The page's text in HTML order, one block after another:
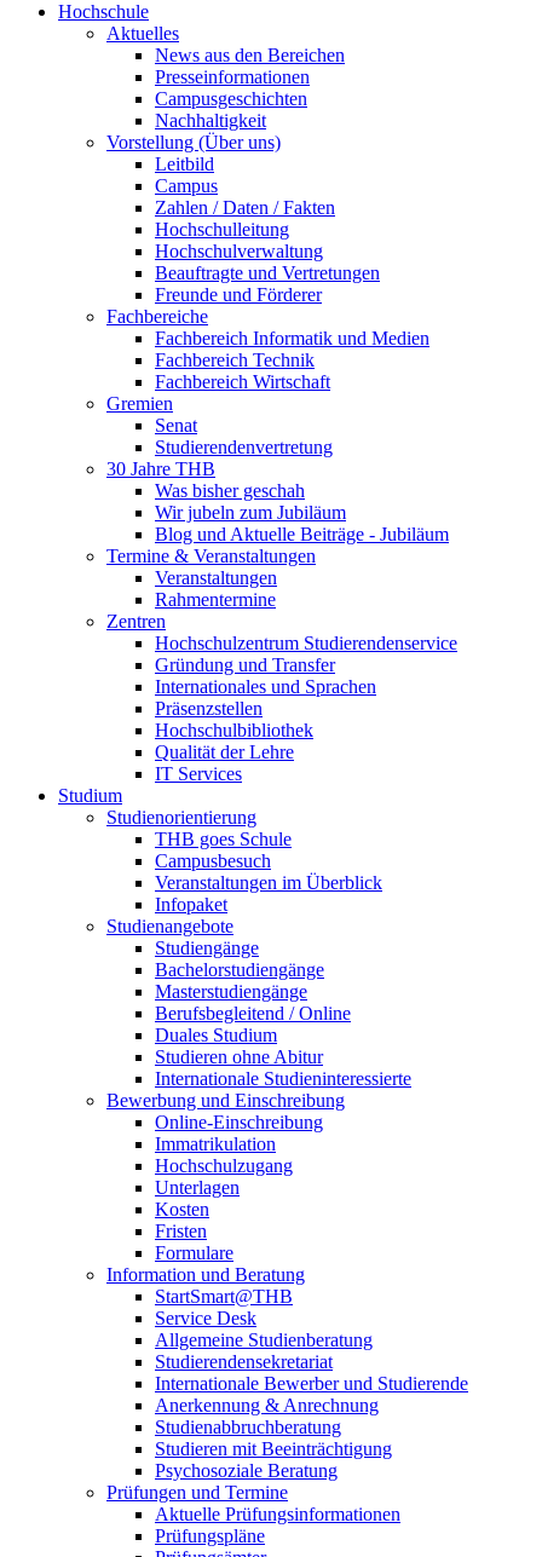
Hochschule
Aktuelles
News aus den Bereichen
Presseinformationen
Campusgeschichten
Nachhaltigkeit
Vorstellung (Über uns)
Leitbild
Campus
Zahlen / Daten / Fakten
Hochschulleitung
Hochschulverwaltung
Beauftragte und Vertretungen
Freunde und Förderer
Fachbereiche
Fachbereich Informatik und Medien
Fachbereich Technik
Fachbereich Wirtschaft
Gremien
Senat
Studierendenvertretung
30 Jahre THB
Was bisher geschah
Wir jubeln zum Jubiläum
Blog und Aktuelle Beiträge - Jubiläum
Termine & Veranstaltungen
Veranstaltungen
Rahmentermine
Zentren
Hochschulzentrum Studierendenservice
Gründung und Transfer
Internationales und Sprachen
Präsenzstellen
Hochschulbibliothek
Qualität der Lehre
IT Services
Studium
Studienorientierung
THB goes Schule
Campusbesuch
Veranstaltungen im Überblick
Infopaket
Studienangebote
Studiengänge
Bachelorstudiengänge
Masterstudiengänge
Berufsbegleitend / Online
Duales Studium
Studieren ohne Abitur
Internationale Studieninteressierte
Bewerbung und Einschreibung
Online-Einschreibung
Immatrikulation
Hochschulzugang
Unterlagen
Kosten
Fristen
Formulare
Information und Beratung
StartSmart@THB
Service Desk
Allgemeine Studienberatung
Studierendensekretariat
Internationale Bewerber und Studierende
Anerkennung & Anrechnung
Studienabbruchberatung
Studieren mit Beeinträchtigung
Psychosoziale Beratung
Prüfungen und Termine
Aktuelle Prüfungsinformationen
Prüfungspläne